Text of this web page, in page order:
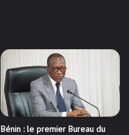
Bénin : le premier Bureau du